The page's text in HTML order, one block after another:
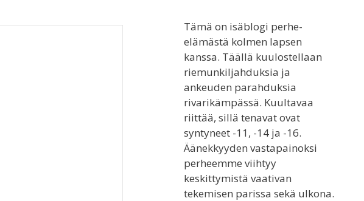
Tämä on isäblogi perhe-
elämästä kolmen lapsen
kanssa. Täällä kuulostellaan
riemunkiljahduksia ja
ankeuden parahduksia
rivarikämpässä. Kuultavaa
riittää, sillä tenavat ovat
syntyneet -11, -14 ja -16.
Äänekkyyden vastapainoksi
perheemme viihtyy
keskittymistä vaativan
tekemisen parissa sekä ulkona.